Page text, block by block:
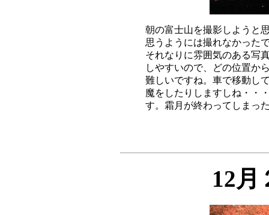
朝の富士山を撮影しようと
思うようには撮れなかった
それなりに雰囲気のある写
しやすいので、どの位置か
難しいですね。車で移動し
魔をしたりしますしね・・
12月